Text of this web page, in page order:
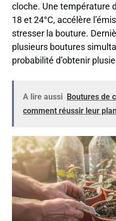
cloche. Une température
18 et 24°C, accélère
stresser la bouture.
plusieurs boutures
probabilité d’obtenir
A lire aussi Boutures de
comment réussir leur